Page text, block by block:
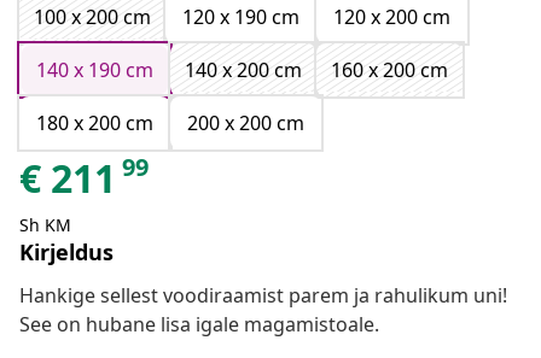
100 x 200 cm
120 x 190 cm
120 x 200 cm
140 x 190 cm
140 x 200 cm
160 x 200 cm
180 x 200 cm
200 x 200 cm
€ 211 99
Sh KM
Kirjeldus
Hankige sellest voodiraamist parem ja rahulikum uni!
See on hubane lisa igale magamistoale.